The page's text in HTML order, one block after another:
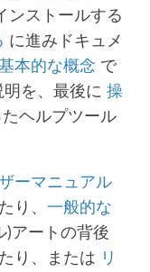
ンストールする
に進みドキュメ
本的な概念 で
明を、最後に操
ヘルプツール
ーマニュアル
り、一般的な
)アートの背後
り、または リ